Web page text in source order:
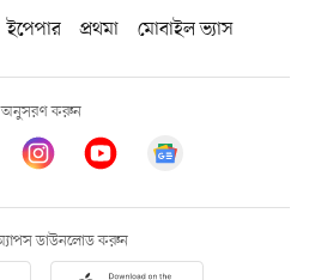
ইপেপার প্রথমা মোবাইল ভ্যাস
অনুসরণ করুন
ডাউনলোড করুন